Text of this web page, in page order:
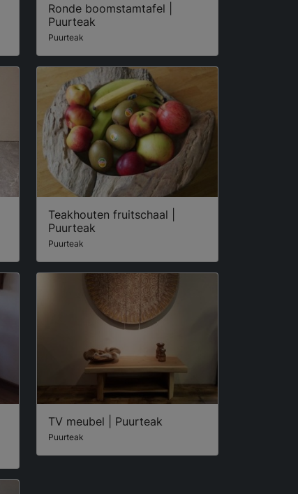
Ronde boomstamtafel |
Puurteak
Puurteak
Teakhouten fruitschaal |
Puurteak
Puurteak
TV meubel | Puurteak
Puurteak